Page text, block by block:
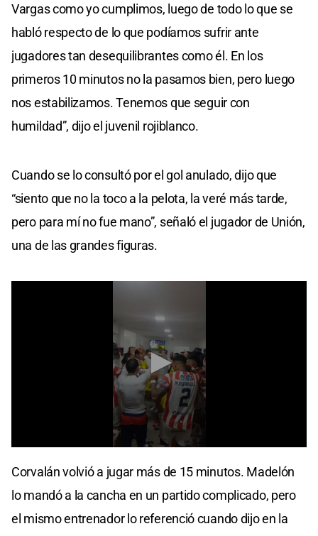
Vargas como yo cumplimos, luego de todo lo que se
habló respecto de lo que podíamos sufrir ante
jugadores tan desequilibrantes como él. En los
primeros 10 minutos no la pasamos bien, pero luego
nos estabilizamos. Tenemos que seguir con
humildad”, dijo el juvenil rojiblanco.
Cuando se lo consultó por el gol anulado, dijo que
“siento que no la toco a la pelota, la veré más tarde,
pero para mí no fue mano”, señaló el jugador de Unión,
una de las grandes figuras.
seconds
of
seconds
Corvalán volvió a jugar más de 15 minutos. Madelón
lo mandó a la cancha en un partido complicado, pero
el mismo entrenador lo referenció cuando dijo en la